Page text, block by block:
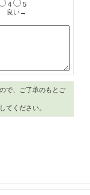
4
5
良い→
で、ご了承のもとご
てください。